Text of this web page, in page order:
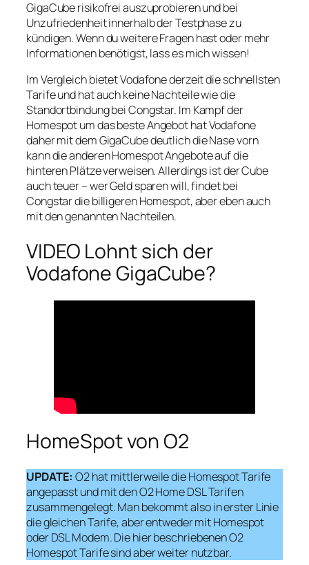
GigaCube risikofrei auszuprobieren und bei
Unzufriedenheit innerhalb der Testphase zu
kündigen. Wenn du weitere Fragen hast oder mehr
Informationen benötigst, lass es mich wissen!
Im Vergleich bietet Vodafone derzeit die schnellsten
Tarife und hat auch keine Nachteile wie die
Standortbindung bei Congstar. Im Kampf der
Homespot um das beste Angebot hat Vodafone
daher mit dem GigaCube deutlich die Nase vorn
kann die anderen Homespot Angebote auf die
hinteren Plätze verweisen. Allerdings ist der Cube
auch teuer – wer Geld sparen will, findet bei
Congstar die billigeren Homespot, aber eben auch
mit den genannten Nachteilen.
VIDEO Lohnt sich der
Vodafone GigaCube?
HomeSpot von O2
UPDATE: O2 hat mittlerweile die Homespot Tarife
angepasst und mit den O2 Home DSL Tarifen
zusammengelegt. Man bekommt also in erster Linie
die gleichen Tarife, aber entweder mit Homespot
oder DSL Modem. Die hier beschriebenen O2
Homespot Tarife sind aber weiter nutzbar.